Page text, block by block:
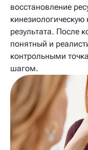
восстановление
результата. После
понятный и
контрольными
шагом.